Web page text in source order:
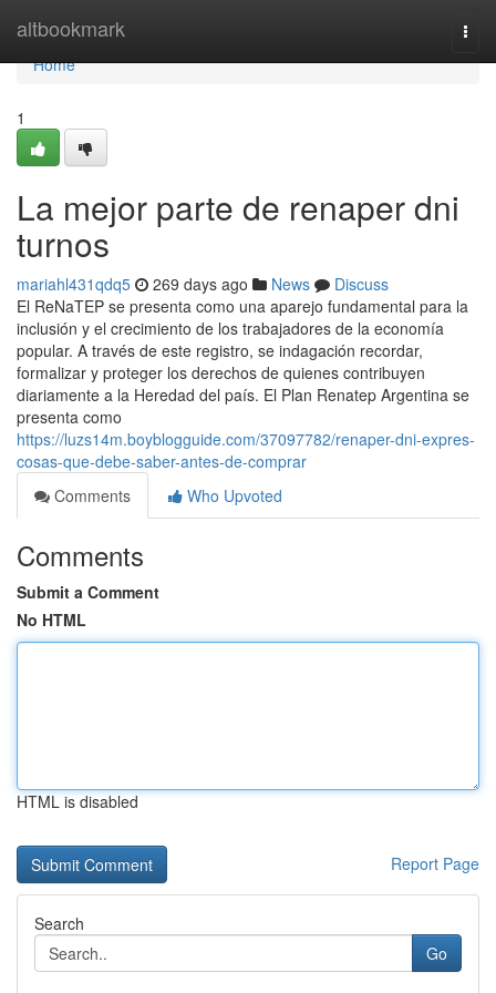
altbookmark
Home
Home
1
La mejor parte de renaper dni
turnos
mariahl431qdq5 269 days ago News
Discuss
El⁣ ReNaTEP se presenta como ‍una ⁣aparejo fundamental para la
inclusión y el crecimiento de los trabajadores de la economía
popular. ⁣A través de este registro,⁣ se indagación recordar,
formalizar y proteger los derechos de quienes contribuyen
diariamente a la Heredad del país. El Plan Renatep Argentina se
presenta como
https://luzs14m.boyblogguide.com/37097782/renaper-dni-expres-
cosas-que-debe-saber-antes-de-comprar
Comments
Who Upvoted
Comments
Submit a Comment
No HTML
HTML is disabled
Report Page
Search
Go